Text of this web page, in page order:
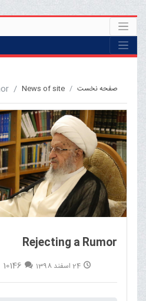
صفحه نخست News of site
Rejecting a Rumor
24 اسفند 1398 10146